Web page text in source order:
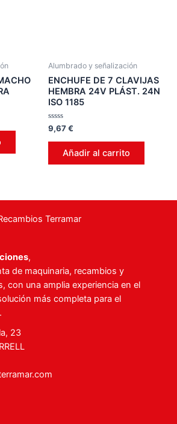
Alumbrado y señalización
ENCHUFE DE 7 CLAVIJAS
HEMBRA 24V PLÁST. 24N
ISO 1185
Valorado
en
0
9,67€
Añadir al carrito
,
de maquinaria, recambios y
con una amplia experiencia en el
más completa para el
23